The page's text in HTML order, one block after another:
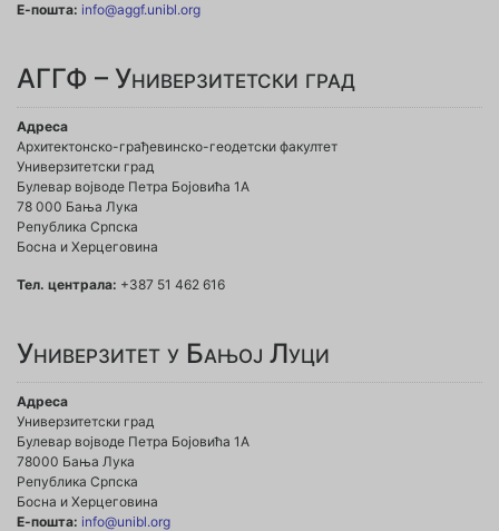
Е-пошта: info@aggf.unibl.org
АГГФ – Универзитетски град
Адреса
Архитектонско-грађевинско-геодетски факултет
Универзитетски град
Булевар војводе Петра Бојовића 1A
78 000 Бања Лука
Република Српска
Босна и Херцеговина
Тел. централа: +387 51 462 616
Универзитет у Бањој Луци
Адреса
Универзитетски град
Булевар војводе Петра Бојовића 1А
78000 Бања Лука
Република Српска
Босна и Херцеговина
Е-пошта: info@unibl.org